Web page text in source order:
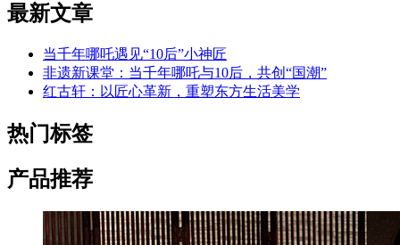
最新文章
当千年哪吒遇见“10后”小神匠
非遗新课堂：当千年哪吒与10后，共创“国潮”
红古轩：以匠心革新，重塑东方生活美学
热门标签
产品推荐